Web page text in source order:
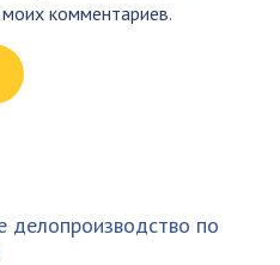
комментариев.
делопроизводство по